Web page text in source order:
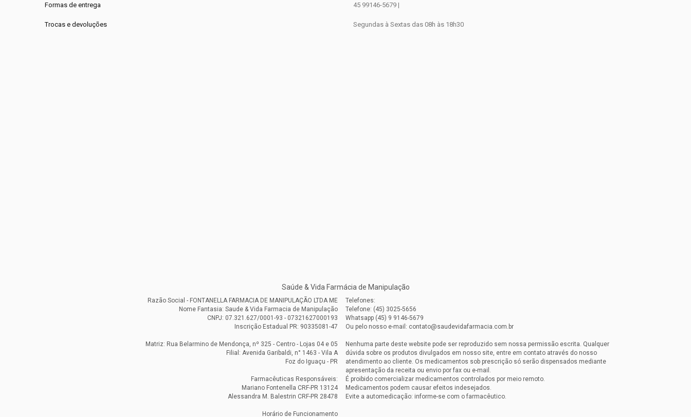
Formas de entrega
Trocas e devoluções
45 99146-5679 |
Segundas à Sextas das 08h às 18h30
Saúde & Vida Farmácia de Manipulação
Razão Social - FONTANELLA FARMACIA DE MANIPULAÇÃO LTDA ME
Nome Fantasia: Saude & Vida Farmacia de Manipulação
CNPJ: 07.321.627/0001-93 - 07321627000193
Inscrição Estadual PR: 90335081-47
Matriz: Rua Belarmino de Mendonça, nº 325 - Centro - Lojas 04 e 05
Filial: Avenida Garibaldi, n° 1463 - Vila A
Foz do Iguaçu - PR
Farmacêuticas Responsáveis:
Mariano Fontenella CRF-PR 13124
Alessandra M. Balestrin CRF-PR 28478
Horário de Funcionamento
Telefones:
Telefone: (45) 3025-5656
Whatsapp (45) 9 9146-5679
Ou pelo nosso e-mail: contato@saudevidafarmacia.com.br
Nenhuma parte deste website pode ser reproduzido sem nossa permissão escrita. Qualquer
dúvida sobre os produtos divulgados em nosso site, entre em contato através do nosso
atendimento ao cliente. Os medicamentos sob prescrição só serão dispensados mediante
apresentação da receita ou envio por fax ou e-mail.
É proibido comercializar medicamentos controlados por meio remoto.
Medicamentos podem causar efeitos indesejados.
Evite a automedicação: informe-se com o farmacêutico.